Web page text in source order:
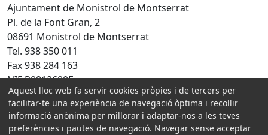
Ajuntament de Monistrol de Montserrat
Pl. de la Font Gran, 2
08691 Monistrol de Montserrat
Tel. 938 350 011
Fax 938 284 163
NIF P0812600E
Amb la col·laboració de:
Aquest lloc web fa servir cookies pròpies i de tercers per
facilitar-te una experiència de navegació òptima i recollir
informació anònima per millorar i adaptar-nos a les teves
preferències i pautes de navegació. Navegar sense acceptar